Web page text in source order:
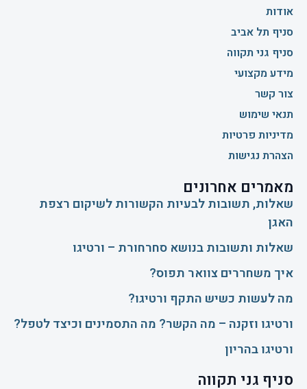
אודות
סניף תל אביב
סניף גני תקווה
מידע מקצועי
צור קשר
תנאי שימוש
מדיניות פרטיות
הצהרת נגישות
מאמרים אחרונים
שאלות, תשובות לבעיות הקשורות לשיקום רצפת
האגן
שאלות ותשובות בנושא סחרחורת – ורטיגו
איך משחררים צוואר תפוס?
​מה לעשות כשיש התקף ורטיגו?
ורטיגו וזקנה – מה הקשר? מה התסמינים וכיצד לטפל?
ורטיגו בהריון
סניף גני תקווה